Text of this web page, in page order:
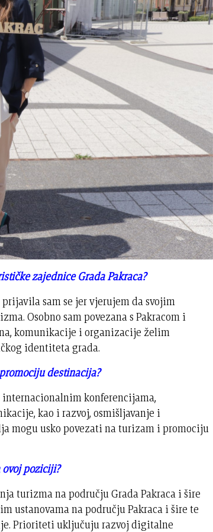
zajednice Grada Pakraca?
sam se jer vjerujem da svojim
Osobno sam povezana s Pakracom i
komunikacije i organizacije želim
identiteta grada.
destinacija?
konferencijama,
kao i razvoj, osmišljavanje i
mogu usko povezati na turizam i promociju
poziciji?
turizma na području Grada Pakraca i šire
ustanovama na području Pakraca i šire te
Prioriteti uključuju razvoj digitalne